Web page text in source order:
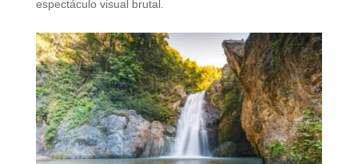
espectáculo visual brutal.